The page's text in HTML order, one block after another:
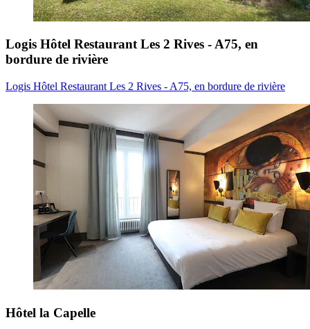
Logis Hôtel Restaurant Les 2 Rives - A75, en
bordure de rivière
Logis Hôtel Restaurant Les 2 Rives - A75, en bordure de rivière
Hôtel la Capelle